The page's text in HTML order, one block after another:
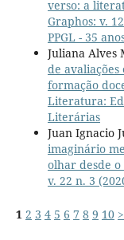
verso: a
Graphos: v.
PPGL - 35
Juliana Alves
de
formação
Literatura:
Literárias
Juan Ignacio
imaginário
olhar desde
v. 22 n. 3
1 2 3 4 5 6 7 8 9 10 >